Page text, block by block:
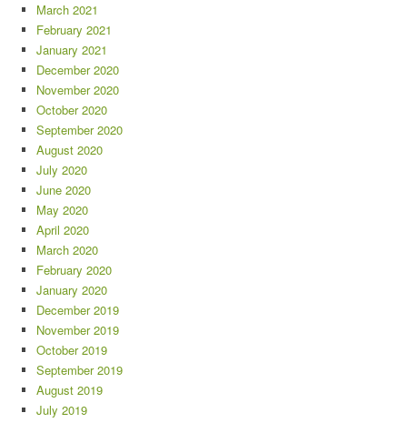
March 2021
February 2021
January 2021
December 2020
November 2020
October 2020
September 2020
August 2020
July 2020
June 2020
May 2020
April 2020
March 2020
February 2020
January 2020
December 2019
November 2019
October 2019
September 2019
August 2019
July 2019